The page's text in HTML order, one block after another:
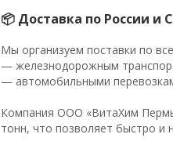
📦 Доставка по России и
Мы организуем поставки по
— железнодорожным
— автомобильными
Компания ООО «ВитаХим
тонн, что позволяет быстро